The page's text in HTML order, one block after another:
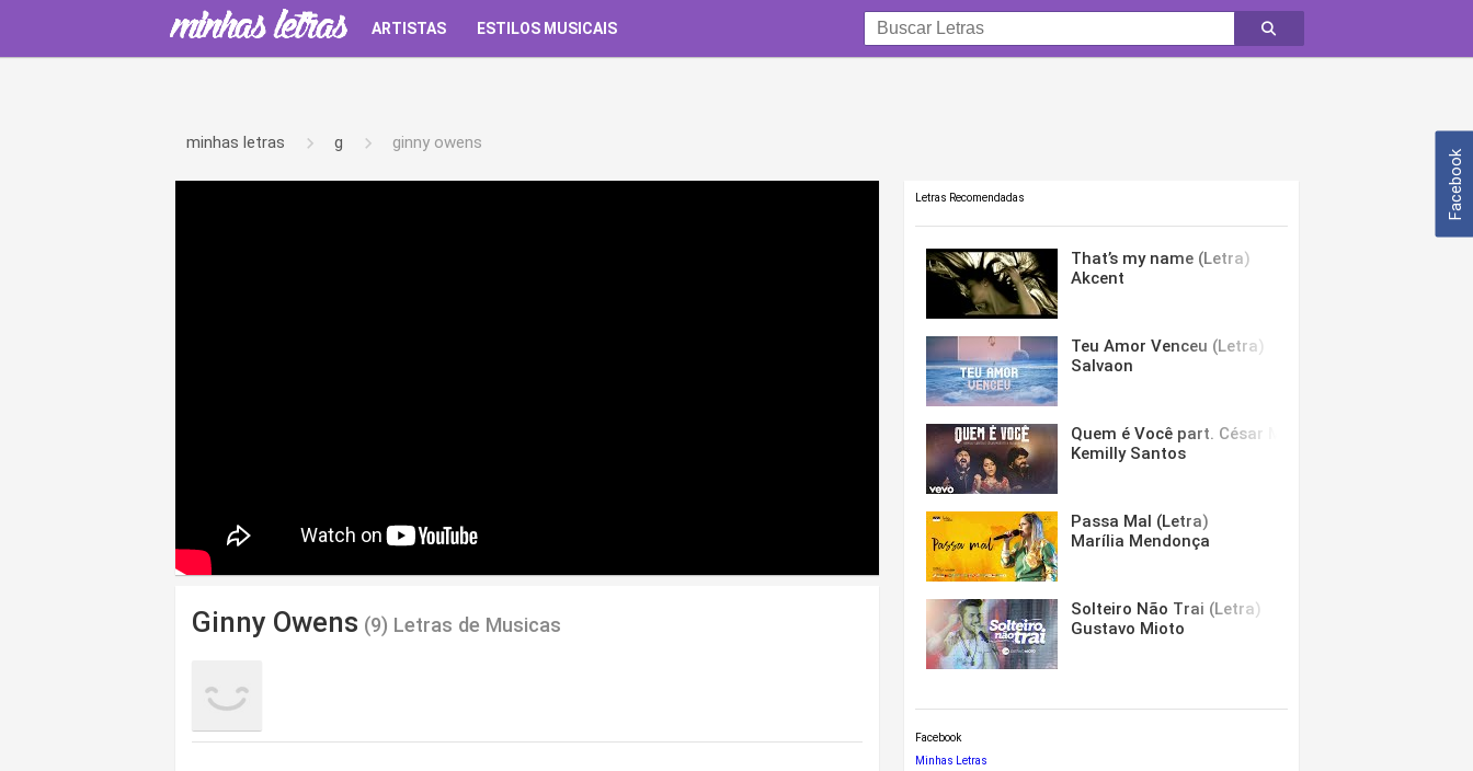
Facebook
ARTISTAS ESTILOS MUSICAIS
minhas letras g ginny owens
Ginny Owens (9) Letras de Musicas
Letras Recomendadas
That’s my name (Letra)
Akcent
Teu Amor Venceu (Letra)
Salvaon
Quem é Você part. César Menotti & Fabiano (Letra)
Kemilly Santos
Passa Mal (Letra)
Marília Mendonça
Solteiro Não Trai (Letra)
Gustavo Mioto
Facebook
Minhas Letras